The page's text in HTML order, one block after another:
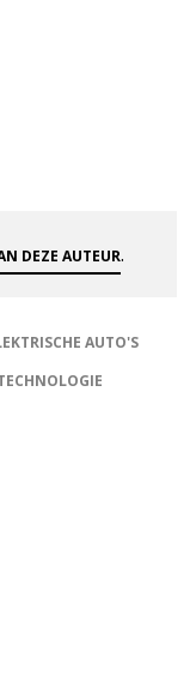
DEZE AUTEUR.
AUTO'S